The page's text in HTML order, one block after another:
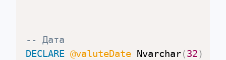
-- Дата
DECLARE @valuteDate Nvarchar(32)